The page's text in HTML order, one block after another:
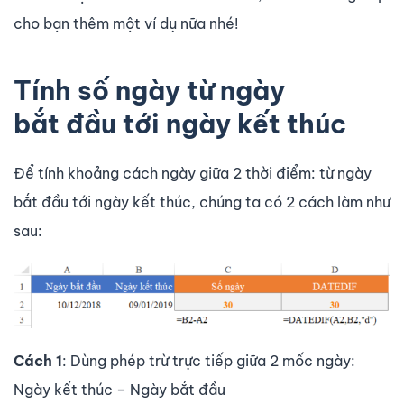
cho bạn thêm một ví dụ nữa nhé!
Tính số ngày từ ngày
bắt đầu tới ngày kết thúc
Để tính khoảng cách ngày giữa 2 thời điểm: từ ngày
bắt đầu tới ngày kết thúc, chúng ta có 2 cách làm như
sau:
Cách 1: Dùng phép trừ trực tiếp giữa 2 mốc ngày:
Ngày kết thúc – Ngày bắt đầu